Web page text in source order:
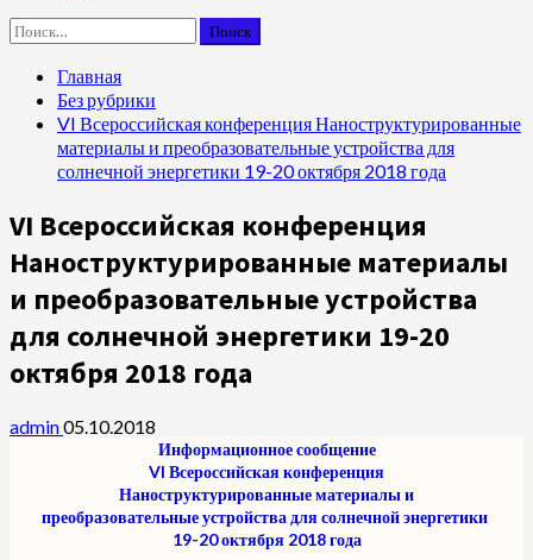
Найти:
Главная
Без рубрики
VI Всероссийская конференция Наноструктурированные
материалы и преобразовательные устройства для
солнечной энергетики 19-20 октября 2018 года
VI Всероссийская конференция
Наноструктурированные материалы
и преобразовательные устройства
для солнечной энергетики 19-20
октября 2018 года
admin05.10.2018
Информационное сообщение
VI Всероссийская конференция
Наноструктурированные материалы и
преобразовательныеустройства длясолнечнойэнергетики
19-20 октября 2018 года